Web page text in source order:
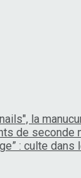
la
de seconde
: culte